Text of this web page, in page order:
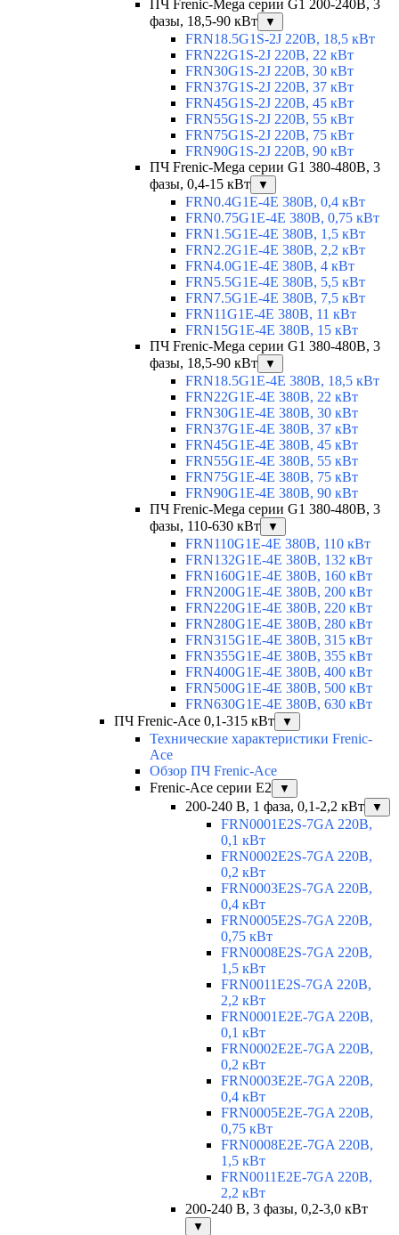
ПЧ Frenic-Mega серии G1 200-240В, 3
фазы, 18,5-90 кВт
▼
FRN18.5G1S-2J 220В, 18,5 кВт
FRN22G1S-2J 220В, 22 кВт
FRN30G1S-2J 220В, 30 кВт
FRN37G1S-2J 220В, 37 кВт
FRN45G1S-2J 220В, 45 кВт
FRN55G1S-2J 220В, 55 кВт
FRN75G1S-2J 220В, 75 кВт
FRN90G1S-2J 220В, 90 кВт
ПЧ Frenic-Mega серии G1 380-480В, 3
фазы, 0,4-15 кВт
▼
FRN0.4G1E-4E 380В, 0,4 кВт
FRN0.75G1E-4E 380В, 0,75 кВт
FRN1.5G1E-4E 380В, 1,5 кВт
FRN2.2G1E-4E 380В, 2,2 кВт
FRN4.0G1E-4E 380В, 4 кВт
FRN5.5G1E-4E 380В, 5,5 кВт
FRN7.5G1E-4E 380В, 7,5 кВт
FRN11G1E-4E 380В, 11 кВт
FRN15G1E-4E 380В, 15 кВт
ПЧ Frenic-Mega серии G1 380-480В, 3
фазы, 18,5-90 кВт
▼
FRN18.5G1E-4E 380В, 18,5 кВт
FRN22G1E-4E 380В, 22 кВт
FRN30G1E-4E 380В, 30 кВт
FRN37G1E-4E 380В, 37 кВт
FRN45G1E-4E 380В, 45 кВт
FRN55G1E-4E 380В, 55 кВт
FRN75G1E-4E 380В, 75 кВт
FRN90G1E-4E 380В, 90 кВт
ПЧ Frenic-Mega серии G1 380-480В, 3
фазы, 110-630 кВт
▼
FRN110G1E-4E 380В, 110 кВт
FRN132G1E-4E 380В, 132 кВт
FRN160G1E-4E 380В, 160 кВт
FRN200G1E-4E 380В, 200 кВт
FRN220G1E-4E 380В, 220 кВт
FRN280G1E-4E 380В, 280 кВт
FRN315G1E-4E 380В, 315 кВт
FRN355G1E-4E 380В, 355 кВт
FRN400G1E-4E 380В, 400 кВт
FRN500G1E-4E 380В, 500 кВт
FRN630G1E-4E 380В, 630 кВт
ПЧ Frenic-Ace 0,1-315 кВт
▼
Технические характеристики Frenic-
Ace
Обзор ПЧ Frenic-Ace
Frenic-Ace серии E2
▼
200-240 В, 1 фаза, 0,1-2,2 кВт ▼
FRN0001E2S-7GA 220В,
0,1 кВт
FRN0002E2S-7GA 220В,
0,2 кВт
FRN0003E2S-7GA 220В,
0,4 кВт
FRN0005E2S-7GA 220В,
0,75 кВт
FRN0008E2S-7GA 220В,
1,5 кВт
FRN0011E2S-7GA 220В,
2,2 кВт
FRN0001E2E-7GA 220В,
0,1 кВт
FRN0002E2E-7GA 220В,
0,2 кВт
FRN0003E2E-7GA 220В,
0,4 кВт
FRN0005E2E-7GA 220В,
0,75 кВт
FRN0008E2E-7GA 220В,
1,5 кВт
FRN0011E2E-7GA 220В,
2,2 кВт
200-240 В, 3 фазы, 0,2-3,0 кВт
▼